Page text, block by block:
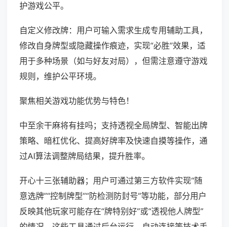
护游戏公平。
自定义修改牌：用户可输入需求生成专用辅助工具，
修改自身牌型或隐藏操作痕迹，实现“必胜”效果，适
用于多种场景（如与好友对局），但需注意遵守游戏
规则，维护公平环境。
聚焦相关游戏功能优势与特色！
中至余干麻将有挂吗；支持透视全局牌型、智能出牌
策略、暗杠优化、提高好牌率及快速自摸等操作，通
过AI算法调整牌局结果，提升胜率。
开心十三张辅助器；用户可通过第三方软件实现“随
意选牌”“控制牌型”“防检测防封号”等功能，部分用户
反映其他玩家可能存在“牌特别好”或“透视他人牌型”